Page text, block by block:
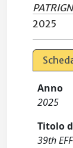
2025
Anno
2025
Titolo
39th